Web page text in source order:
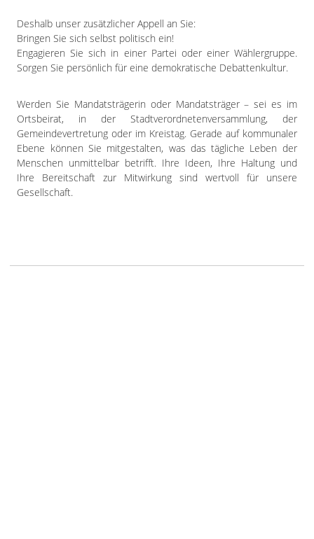
Deshalb unser zusätzlicher Appell an Sie:
Bringen Sie sich selbst politisch ein!
Engagieren Sie sich in einer Partei oder einer Wählergruppe.
Sorgen Sie persönlich für eine demokratische Debattenkultur.
Werden Sie Mandatsträgerin oder Mandatsträger – sei es im
Ortsbeirat, in der Stadtverordnetenversammlung, der
Gemeindevertretung oder im Kreistag. Gerade auf kommunaler
Ebene können Sie mitgestalten, was das tägliche Leben der
Menschen unmittelbar betrifft. Ihre Ideen, Ihre Haltung und
Ihre Bereitschaft zur Mitwirkung sind wertvoll für unsere
Gesellschaft.